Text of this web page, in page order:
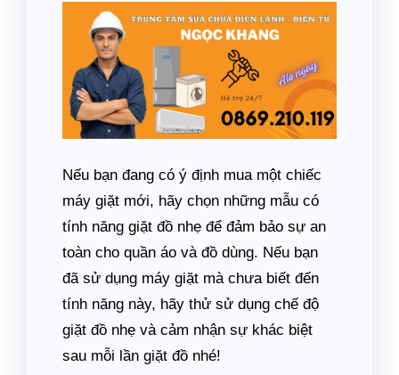
Nếu bạn đang có ý định mua một chiếc
máy giặt mới, hãy chọn những mẫu có
tính năng giặt đồ nhẹ để đảm bảo sự an
toàn cho quần áo và đồ dùng. Nếu bạn
đã sử dụng máy giặt mà chưa biết đến
tính năng này, hãy thử sử dụng chế độ
giặt đồ nhẹ và cảm nhận sự khác biệt
sau mỗi lần giặt đồ nhé!